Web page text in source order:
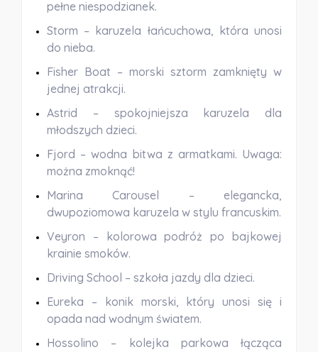
pełne niespodzianek.
Storm – karuzela łańcuchowa, która unosi
do nieba.
Fisher Boat – morski sztorm zamknięty w
jednej atrakcji.
Astrid – spokojniejsza karuzela dla
młodszych dzieci.
Fjord – wodna bitwa z armatkami. Uwaga:
można zmoknąć!
Marina Carousel
– elegancka,
dwupoziomowa karuzela w stylu francuskim.
Veyron – kolorowa podróż po bajkowej
krainie smoków.
Driving School – szkoła jazdy dla dzieci.
Eureka – konik morski, który unosi się i
opada nad wodnym światem.
Hossolino – kolejka parkowa łącząca